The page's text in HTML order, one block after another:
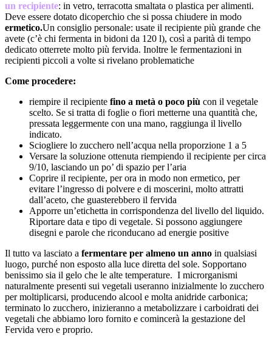
un recipiente: in vetro, terracotta smaltata o plastica per alimenti.
Deve essere dotato dicoperchio che si possa chiudere in modo
ermetico.Un consiglio personale: usate il recipiente più grande che
avete (c’è chi fermenta in bidoni da 120 l), così a parità di tempo
dedicato otterrete molto più fervida. Inoltre le fermentazioni in
recipienti piccoli a volte si rivelano problematiche
Come procedere:
riempire il recipiente fino a metà o poco più con il vegetale
scelto. Se si tratta di foglie o fiori metterne una quantità che,
pressata leggermente con una mano, raggiunga il livello
indicato.
Sciogliere lo zucchero nell’acqua nella proporzione 1 a 5
Versare la soluzione ottenuta riempiendo il recipiente per circa
9/10, lasciando un po’ di spazio per l’aria
Coprire il recipiente, per ora in modo non ermetico, per
evitare l’ingresso di polvere e di moscerini, molto attratti
dall’aceto, che guasterebbero il fervida
Apporre un’etichetta in corrispondenza del livello del liquido.
Riportare data e tipo di vegetale. Si possono aggiungere
disegni e parole che riconducano ad energie positive
Il tutto va lasciato a fermentare per almeno un anno in qualsiasi
luogo, purché non esposto alla luce diretta del sole. Sopportano
benissimo sia il gelo che le alte temperature. I microrganismi
naturalmente presenti sui vegetali useranno inizialmente lo zucchero
per moltiplicarsi, producendo alcool e molta anidride carbonica;
terminato lo zucchero, inizieranno a metabolizzare i carboidrati dei
vegetali che abbiamo loro fornito e comincerà la gestazione del
Fervida vero e proprio.